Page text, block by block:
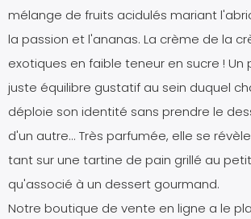
mélange de fruits acidulés mariant
la passion et l'ananas. La crème de la
exotiques en faible teneur en sucre ! Un
juste équilibre gustatif au sein duquel
déploie son identité sans prendre le
d'un autre... Très parfumée, elle se
tant sur une tartine de pain grillé au
qu'associé à un dessert gourmand.
Notre boutique de vente en ligne a le